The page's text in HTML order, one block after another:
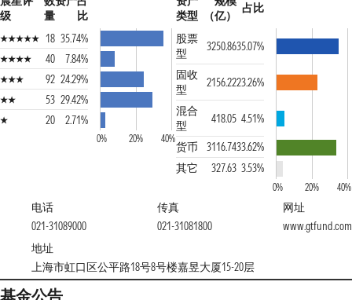
级
量
比
18 35.74%
40
7.84%
92 24.29%
53 29.42%
20
2.71%
0% 20% 40%
类型
（亿）
占比
股票
型
3250.8635.07%
固收
型
2156.2223.26%
混合
型
418.05 4.51%
货币
3116.7433.62%
其它
327.63 3.53%
0% 20% 40%
电话
021-31089000
传真
021-31081800
网址
www.gtfund.com
地址
上海市虹口区公平路18号8号楼嘉昱大厦15-20层
基金公告